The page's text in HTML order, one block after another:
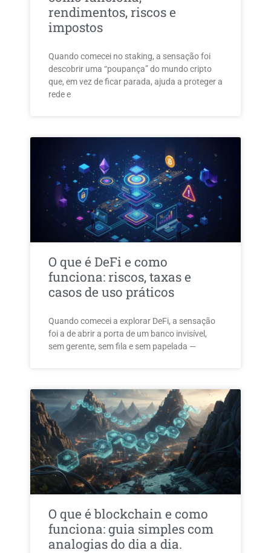
rendimentos, riscos e
impostos
Quando comecei no staking, a sensação foi
descobrir uma “poupança” do mundo cripto
que, em vez de ficar parada, ajuda a proteger a
rede e
O que é DeFi e como
funciona: riscos, taxas e
casos de uso práticos
Quando comecei a explorar DeFi, a sensação
foi a de abrir a porta de um banco invisível,
sem gerente, sem fila e sem papelada —
O que é blockchain e como
funciona: guia simples com
analogias do dia a dia.